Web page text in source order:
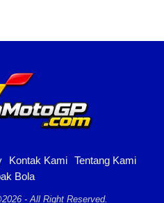
Kontak Kami
Tentang Kami
Bola
- All Right Reserved.